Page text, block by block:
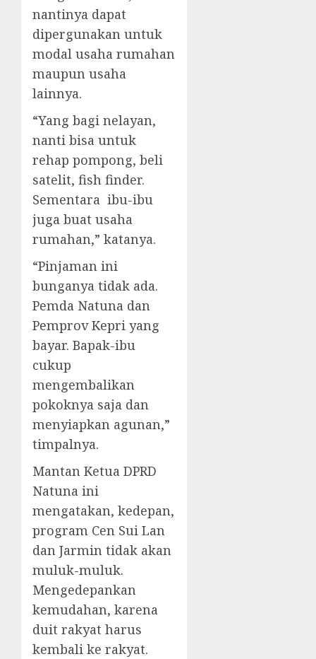
nantinya dapat
dipergunakan untuk
modal usaha rumahan
maupun usaha
lainnya.
“Yang bagi nelayan,
nanti bisa untuk
rehap pompong, beli
satelit, fish finder.
Sementara ibu-ibu
juga buat usaha
rumahan,” katanya.
“Pinjaman ini
bunganya tidak ada.
Pemda Natuna dan
Pemprov Kepri yang
bayar. Bapak-ibu
cukup
mengembalikan
pokoknya saja dan
menyiapkan agunan,”
timpalnya.
Mantan Ketua DPRD
Natuna ini
mengatakan, kedepan,
program Cen Sui Lan
dan Jarmin tidak akan
muluk-muluk.
Mengedepankan
kemudahan, karena
duit rakyat harus
kembali ke rakyat.